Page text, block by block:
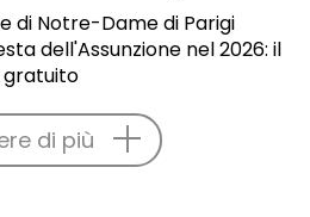
di Notre-Dame di Parigi
dell'Assunzione nel 2026: il
di più